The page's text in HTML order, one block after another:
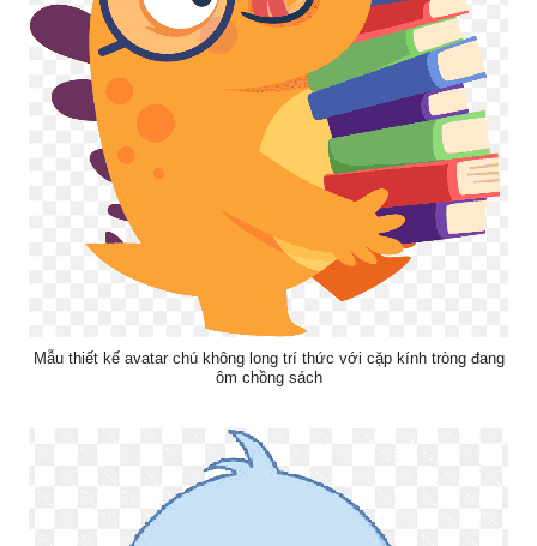
Mẫu thiết kế avatar chú không long trí thức với cặp kính tròng đang
ôm chồng sách